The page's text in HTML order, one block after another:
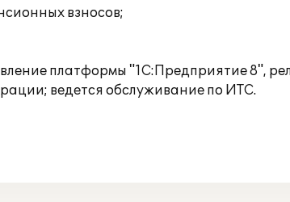
взносов;
платформы "1С:Предприятие 8",
ведется обслуживание по ИТС.